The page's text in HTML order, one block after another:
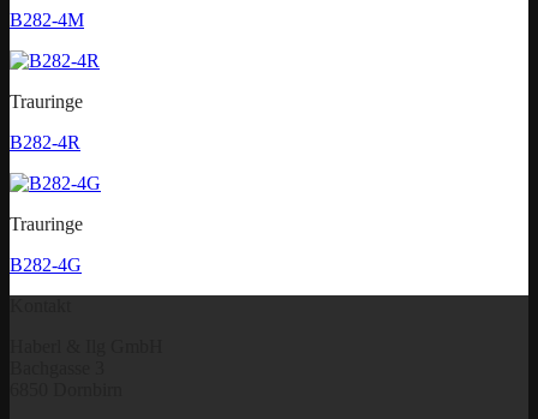
B282-4M
Trauringe
B282-4R
Trauringe
B282-4G